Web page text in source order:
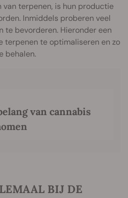
van terpenen, is hun productie
Inmiddels proberen veel
te bevorderen. Hieronder een
terpenen te optimaliseren en zo
behalen.
van cannabis
BIJ DE